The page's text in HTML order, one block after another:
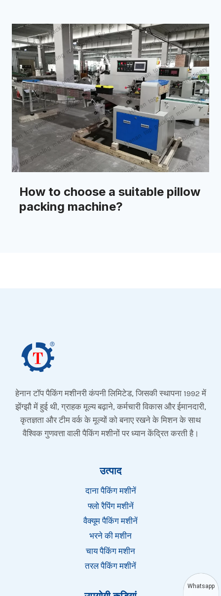
How to choose a suitable pillow
packing machine?
हेनान टॉप पैकिंग मशीनरी कंपनी लिमिटेड, जिसकी स्थापना 1992 में
झेंग्झौ में हुई थी, ग्राहक मूल्य बढ़ाने, कर्मचारी विकास और ईमानदारी,
कृतज्ञता और टीम वर्क के मूल्यों को बनाए रखने के मिशन के साथ
वैश्विक गुणवत्ता वाली पैकिंग मशीनों पर ध्यान केंद्रित करती है।
उत्पाद
दाना पैकिंग मशीनें
फ्लो रैपिंग मशीनें
वैक्यूम पैकिंग मशीनें
भरने की मशीन
चाय पैकिंग मशीन
तरल पैकिंग मशीनें
Whatsapp